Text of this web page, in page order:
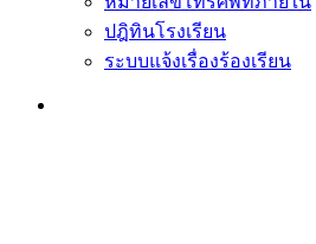
ปฎิทินโรงเรียน
ระบบแจ้งเรื่องร้องเรียน